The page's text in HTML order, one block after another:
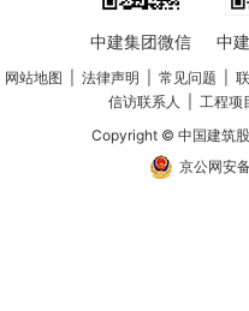
中建集团微信 中
网站地图 法律声明 常见问题
信访联系人
工程项
Copyright © 中国建筑
京公网安